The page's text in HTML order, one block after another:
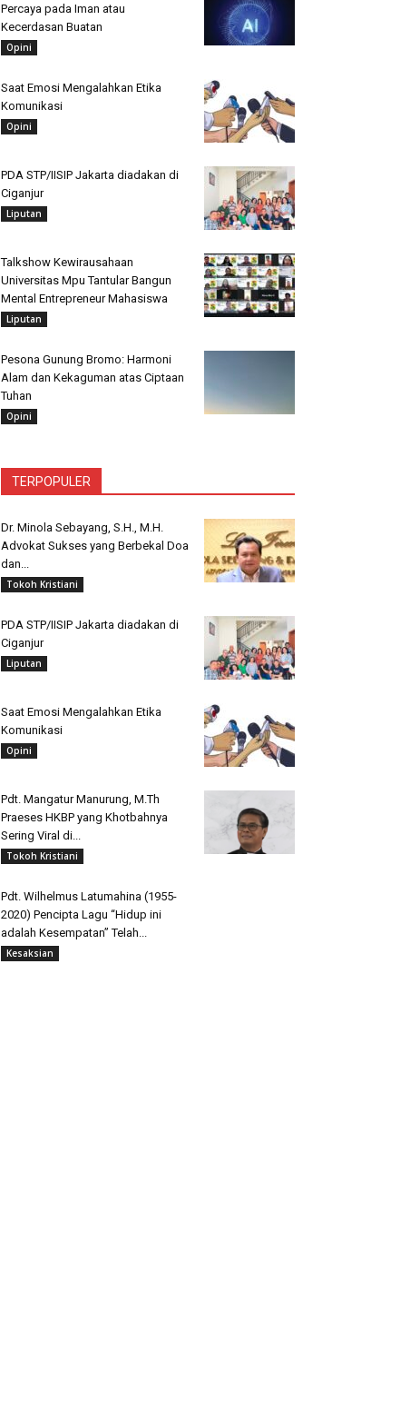
Percaya pada Iman atau
Kecerdasan Buatan
Opini
Saat Emosi Mengalahkan Etika
Komunikasi
Opini
PDA STP/IISIP Jakarta diadakan di
Ciganjur
Liputan
Talkshow Kewirausahaan
Universitas Mpu Tantular Bangun
Mental Entrepreneur Mahasiswa
Liputan
Pesona Gunung Bromo: Harmoni
Alam dan Kekaguman atas Ciptaan
Tuhan
Opini
TERPOPULER
Dr. Minola Sebayang, S.H., M.H.
Advokat Sukses yang Berbekal Doa
dan...
Tokoh Kristiani
PDA STP/IISIP Jakarta diadakan di
Ciganjur
Liputan
Saat Emosi Mengalahkan Etika
Komunikasi
Opini
Pdt. Mangatur Manurung, M.Th
Praeses HKBP yang Khotbahnya
Sering Viral di...
Tokoh Kristiani
Pdt. Wilhelmus Latumahina (1955-
2020) Pencipta Lagu “Hidup ini
adalah Kesempatan” Telah...
Kesaksian